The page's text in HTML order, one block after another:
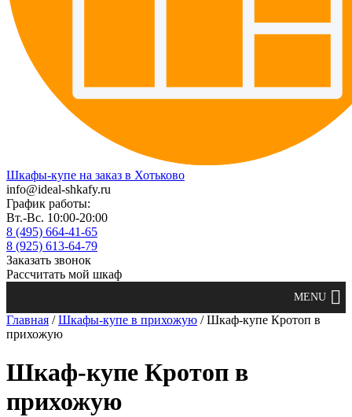
Шкафы-купе на заказ в Хотьково
info@ideal-shkafy.ru
График работы:
Вт.-Вс. 10:00-20:00
8 (495) 664-41-65
8 (925) 613-64-79
Заказать звонок
Рассчитать мой шкаф
Главная /Шкафы-купе в прихожую / Шкаф-купе Кротоп в
прихожую
Шкаф-купе Кротоп в
прихожую